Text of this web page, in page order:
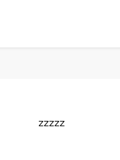
zzzzz